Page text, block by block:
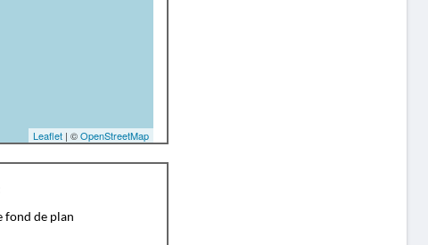
Leaflet| ©OpenStreetMap
fond de plan